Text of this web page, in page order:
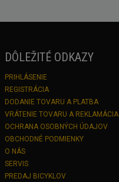
DÔLEŽITÉ ODKAZY
PRIHLÁSENIE
REGISTRÁCIA
DODANIE TOVARU A PLATBA
VRÁTENIE TOVARU A REKLAMÁCIA
OCHRANA OSOBNÝCH ÚDAJOV
OBCHODNÉ PODMIENKY
O NÁS
SERVIS
PREDAJ BICYKLOV